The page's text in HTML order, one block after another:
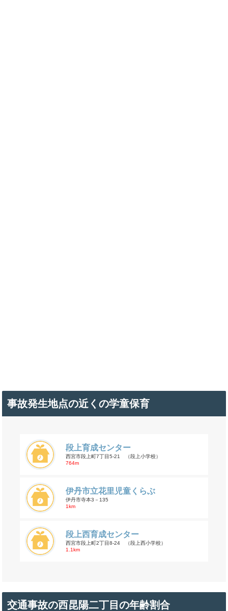
事故発生地点の近くの学童保育
段上育成センター
西宮市段上町7丁目5-21 （段上小学校）
764m
伊丹市立花里児童くらぶ
伊丹市寺本3－135
1km
段上西育成センター
西宮市段上町2丁目8-24 （段上西小学校）
1.1km
交通事故の西昆陽二丁目の年齢割合